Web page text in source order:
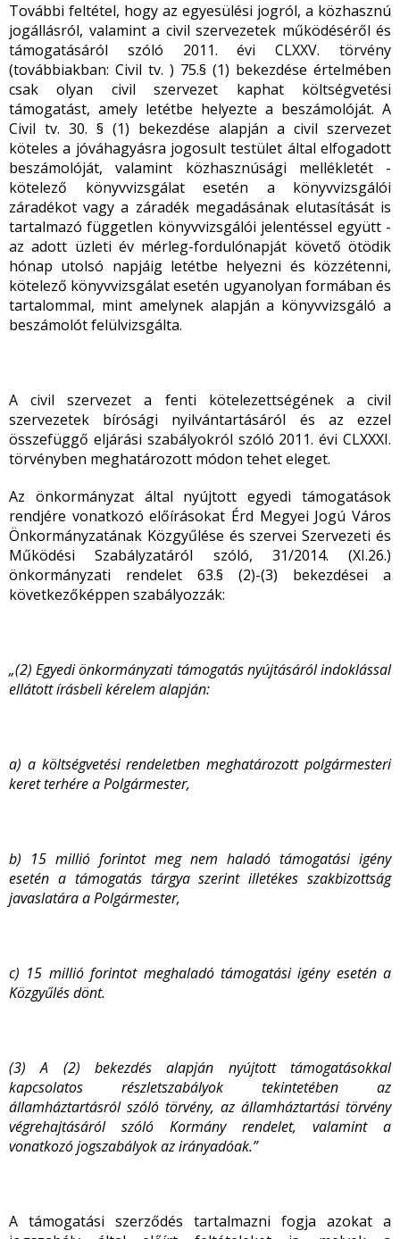
További feltétel, hogy az egyesülési jogról, a közhasznú
jogállásról, valamint a civil szervezetek működéséről és
támogatásáról szóló 2011. évi CLXXV. törvény
(továbbiakban: Civil tv. ) 75.§ (1) bekezdése értelmében
csak olyan civil szervezet kaphat költségvetési
támogatást, amely letétbe helyezte a beszámolóját. A
Civil tv. 30. § (1) bekezdése alapján a civil szervezet
köteles a jóváhagyásra jogosult testület által elfogadott
beszámolóját, valamint közhasznúsági mellékletét -
kötelező könyvvizsgálat esetén a könyvvizsgálói
záradékot vagy a záradék megadásának elutasítását is
tartalmazó független könyvvizsgálói jelentéssel együtt -
az adott üzleti év mérleg-fordulónapját követő ötödik
hónap utolsó napjáig letétbe helyezni és közzétenni,
kötelező könyvvizsgálat esetén ugyanolyan formában és
tartalommal, mint amelynek alapján a könyvvizsgáló a
beszámolót felülvizsgálta.
A civil szervezet a fenti kötelezettségének a civil
szervezetek bírósági nyilvántartásáról és az ezzel
összefüggő eljárási szabályokról szóló 2011. évi CLXXXI.
törvényben meghatározott módon tehet eleget.
Az önkormányzat által nyújtott egyedi támogatások
rendjére vonatkozó előírásokat Érd Megyei Jogú Város
Önkormányzatának Közgyűlése és szervei Szervezeti és
Működési Szabályzatáról szóló, 31/2014. (XI.26.)
önkormányzati rendelet 63.§ (2)-(3) bekezdései a
következőképpen szabályozzák:
„(2) Egyedi önkormányzati támogatás nyújtásáról indoklással
ellátott írásbeli kérelem alapján:
a) a költségvetési rendeletben meghatározott polgármesteri
keret terhére a Polgármester,
b) 15 millió forintot meg nem haladó támogatási igény
esetén a támogatás tárgya szerint illetékes szakbizottság
javaslatára a Polgármester,
c) 15 millió forintot meghaladó támogatási igény esetén a
Közgyűlés dönt.
(3) A (2) bekezdés alapján nyújtott támogatásokkal
kapcsolatos részletszabályok tekintetében az
államháztartásról szóló törvény, az államháztartási törvény
végrehajtásáról szóló Kormány rendelet, valamint a
vonatkozó jogszabályok az irányadóak.”
A támogatási szerződés tartalmazni fogja azokat a